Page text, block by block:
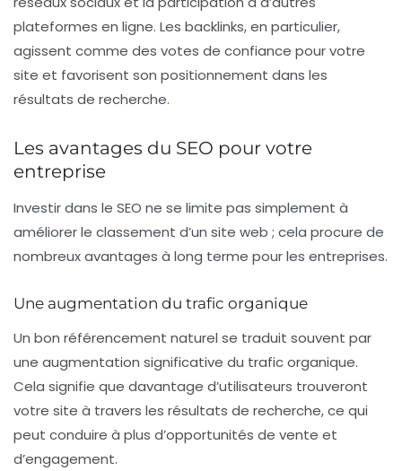
plateformes en ligne. Les backlinks, en particulier,
agissent comme des votes de confiance pour votre
site et favorisent son positionnement dans les
résultats de recherche.
Les avantages du SEO pour votre
entreprise
Investir dans le SEO ne se limite pas simplement à
améliorer le classement d’un site web ; cela procure de
nombreux avantages à long terme pour les entreprises.
Une augmentation du trafic organique
Un bon référencement naturel se traduit souvent par
une augmentation significative du trafic organique.
Cela signifie que davantage d’utilisateurs trouveront
votre site à travers les résultats de recherche, ce qui
peut conduire à plus d’opportunités de vente et
d’engagement.